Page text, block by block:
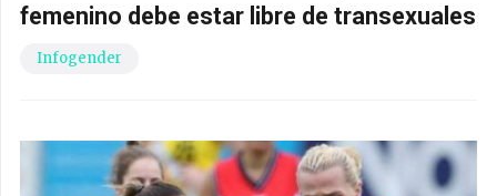
femenino debe estar libre de transexuales
Infogender